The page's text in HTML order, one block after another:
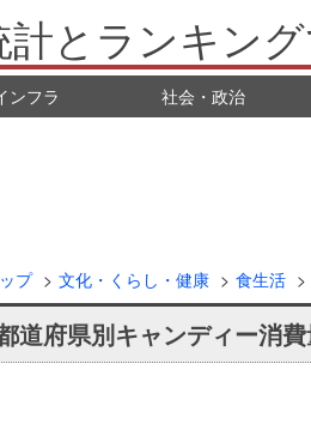
とランキン
ンフラ 社会・政治
プ 文化・くらし・健康 食生活
道府県別キャンディー消